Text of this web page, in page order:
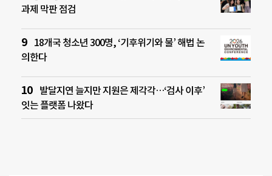
과제 막판 점검
18개국 청소년 300명, ‘기후위기와 물’ 해법 논
의한다
발달지연 늘지만 지원은 제각각…‘검사 이후’
잇는 플랫폼 나왔다